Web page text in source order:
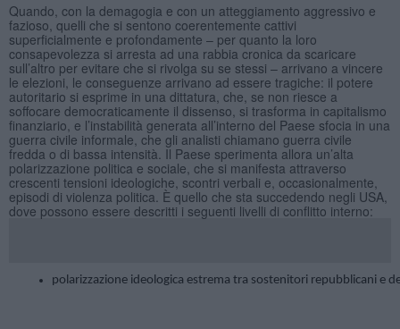
Quando, con la demagogia e con un atteggiamento aggressivo e
fazioso, quelli che si sentono coerentemente cattivi
superficialmente e profondamente – per quanto la loro
consapevolezza si arresta ad una rabbia cronica da scaricare
sull’altro per evitare che si rivolga su se stessi – arrivano a vincere
le elezioni, le conseguenze arrivano ad essere tragiche: il potere
autoritario si esprime in una dittatura, che, se non riesce a
soffocare democraticamente il dissenso, si trasforma in capitalismo
finanziario, e l’instabilità generata all’interno del Paese sfocia in una
guerra civile informale, che gli analisti chiamano guerra civile
fredda o di bassa intensità. Il Paese sperimenta allora un’alta
polarizzazione politica e sociale, che si manifesta attraverso
crescenti tensioni ideologiche, scontri verbali e, occasionalmente,
episodi di violenza politica. È quello che sta succedendo negli USA,
dove possono essere descritti i seguenti livelli di conflitto interno:
polarizzazione ideologica estrema tra sostenitori repubblicani e